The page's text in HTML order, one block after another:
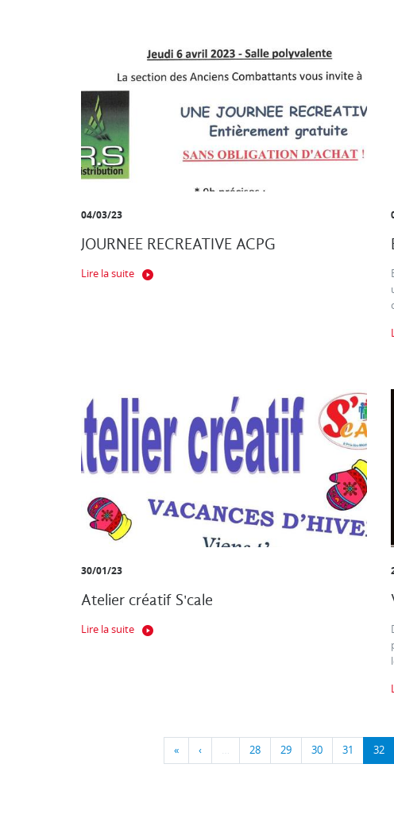
04/03/23
JOURNEE RECREATIVE ACPG
Lire la suite
30/01/23
Atelier créatif S'cale
Lire la suite
« ‹ … 28 29 30 31 32